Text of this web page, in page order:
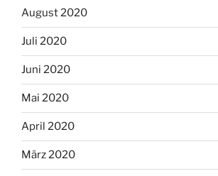
August 2020
Juli 2020
Juni 2020
Mai 2020
April 2020
März 2020